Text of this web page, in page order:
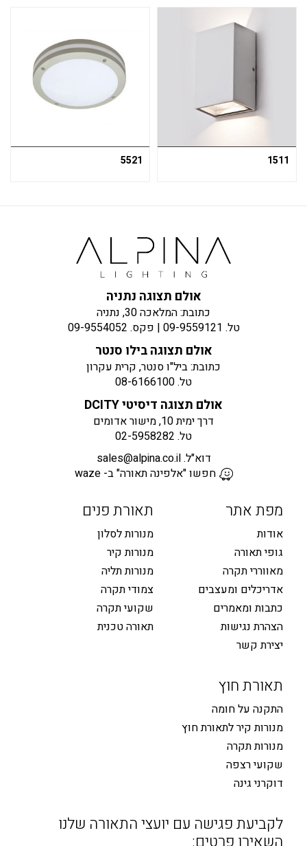
1511
5521
אולם תצוגה נתניה
כתובת: המלאכה 30, נתניה
טל. 09-9559121 | פקס. 09-9554052
אולם תצוגה בילו סנטר
כתובת: ביל"ו סנטר, קרית עקרון
טל.08-6166100
אולם תצוגה דיסיטי DCITY
דרך ימית 10, מישור אדומים
טל. 02-5958282
דוא"ל.sales@alpina.co.il
חפשו "אלפינה תאורה" ב- waze
מפת אתר
אודות
גופי תאורה
מאווררי תקרה
אדריכלים ומעצבים
כתבות ומאמרים
הצהרת נגישות
יצירת קשר
תאורת פנים
מנורות לסלון
מנורות קיר
מנורות תליה
צמודי תקרה
שקועי תקרה
תאורה טכנית
תאורת חוץ
התקנה על חומה
מנורות קיר לתאורת חוץ
מנורות תקרה
שקועי רצפה
דוקרני גינה
לקביעת פגישה עם יועצי התאורה שלנו